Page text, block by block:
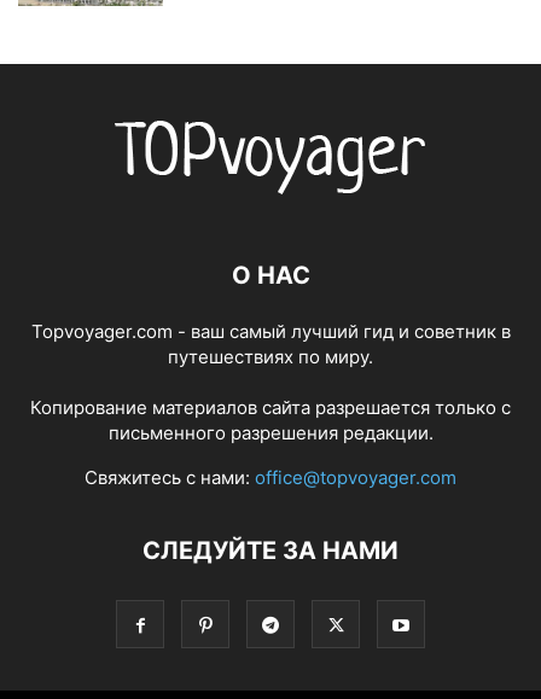
О НАС
Topvoyager.com - ваш самый лучший гид и советник в
путешествиях по миру.
Копирование материалов сайта разрешается только с
письменного разрешения редакции.
Свяжитесь с нами: office@topvoyager.com
СЛЕДУЙТЕ ЗА НАМИ